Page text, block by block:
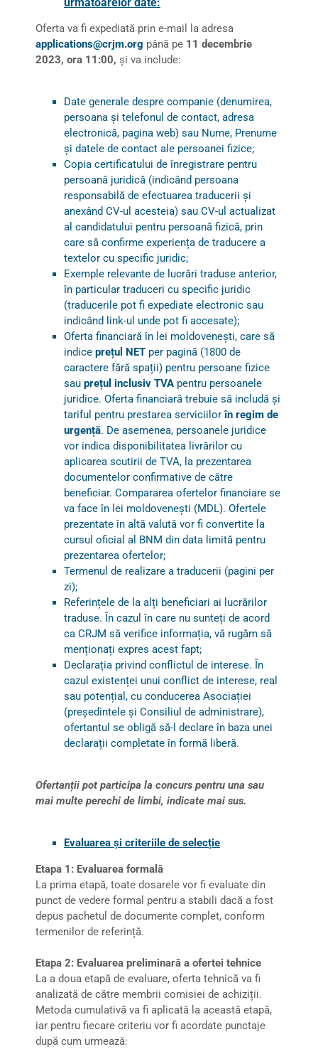
Oferta va fi expediată prin e-mail la adresa
applications@crjm.org până pe 11 decembrie
2023, ora 11:00, și va include:
Date generale despre companie (denumirea,
persoana și telefonul de contact, adresa
electronică, pagina web) sau Nume, Prenume
și datele de contact ale persoanei fizice;
Copia certificatului de înregistrare pentru
persoană juridică (indicând persoana
responsabilă de efectuarea traducerii și
anexând CV-ul acesteia) sau CV-ul actualizat
al candidatului pentru persoană fizică, prin
care să confirme experiența de traducere a
textelor cu specific juridic;
Exemple relevante de lucrări traduse anterior,
în particular traduceri cu specific juridic
(traducerile pot fi expediate electronic sau
indicând link-ul unde pot fi accesate);
Oferta financiară în lei moldovenești, care să
indice prețul NET per pagină (1800 de
caractere fără spații) pentru persoane fizice
sau prețul inclusiv TVA pentru persoanele
juridice. Oferta financiară trebuie să includă și
tariful pentru prestarea serviciilorîn regim de
urgență. De asemenea, persoanele juridice
vor indica disponibilitatea livrărilor cu
aplicarea scutirii de TVA, la prezentarea
documentelor confirmative de către
beneficiar. Compararea ofertelor financiare se
va face în lei moldovenești (MDL). Ofertele
prezentate în altă valută vor fi convertite la
cursul oficial al BNM din data limită pentru
prezentarea ofertelor;
Termenul de realizare a traducerii (pagini per
zi);
Referințele de la alți beneficiari ai lucrărilor
traduse. În cazul în care nu sunteți de acord
ca CRJM să verifice informația, vă rugăm să
menționați expres acest fapt;
Declarația privind conflictul de interese. În
cazul existenței unui conflict de interese, real
sau potențial, cu conducerea Asociației
(președintele și Consiliul de administrare),
ofertantul se obligă să-l declare în baza unei
declarații completate în formă liberă.
Ofertanții pot participa la concurs pentru una sau
mai multe perechi de limbi, indicate mai sus.
Evaluarea și criteriile de selecție
Etapa 1: Evaluarea formală
La prima etapă, toate dosarele vor fi evaluate din
punct de vedere formal pentru a stabili dacă a fost
depus pachetul de documente complet, conform
termenilor de referință.
Etapa 2: Evaluarea preliminară a ofertei tehnice
La a doua etapă de evaluare, oferta tehnică va fi
analizată de către membrii comisiei de achiziții.
Metoda cumulativă va fi aplicată la această etapă,
iar pentru fiecare criteriu vor fi acordate punctaje
după cum urmează: